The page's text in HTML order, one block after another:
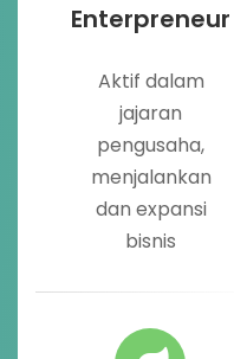
Enterpreneur
Aktif dalam
jajaran
pengusaha,
menjalankan
dan expansi
bisnis